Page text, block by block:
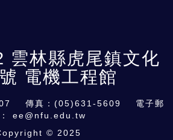
雲林縣虎尾鎮文化
電機工程館
傳真：(05)631-5609 電子郵
ee@nfu.edu.tw
© 2025